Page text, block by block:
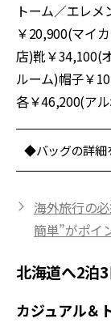
トーム／エレ
￥20,900(マイ
店)靴￥34,100(
ルーム)帽子￥
各￥46,200(ア
◆バッグの詳細
海外旅行の
簡単”がポイ
北海道へ2泊
カジュアル＆